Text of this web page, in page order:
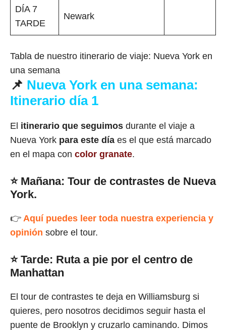
DÍA 7
TARDE
Newark
Tabla de nuestro itinerario de viaje: Nueva York en
una semana
📌 Nueva York en una semana:
Itinerario día 1
El itinerario que seguimos durante el viaje a
Nueva York para este día es el que está marcado
en el mapa con color granate.
⭐ Mañana: Tour de contrastes de Nueva
York.
👉 Aquí puedes leer toda nuestra experiencia y
opinión sobre el tour.
⭐ Tarde: Ruta a pie por el centro de
Manhattan
El tour de contrastes te deja en Williamsburg si
quieres, pero nosotros decidimos seguir hasta el
puente de Brooklyn y cruzarlo caminando. Dimos